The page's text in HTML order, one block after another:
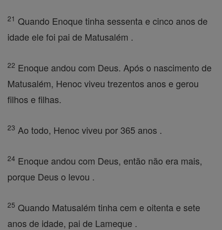
21 Quando Enoque tinha sessenta e cinco anos de
idade ele foi pai de Matusalém .
22 Enoque andou com Deus. Após o nascimento de
Matusalém, Henoc viveu trezentos anos e gerou
filhos e filhas.
23 Ao todo, Henoc viveu por 365 anos .
24 Enoque andou com Deus, então não era mais,
porque Deus o levou .
25 Quando Matusalém tinha cem e oitenta e sete
anos de idade, pai de Lameque .